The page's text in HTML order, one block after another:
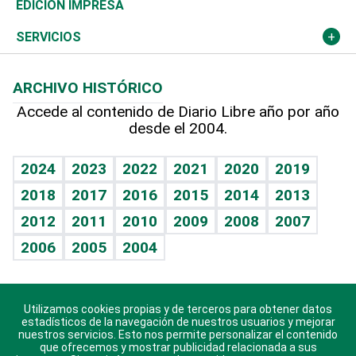
Resto del mundo
Economía personal
Podcast Arte Libre
Hablando con el pediatra
Vida y familia
Eñe
Celebrando la vida
Sin complejos
En pocas palabras
Escuchando al corazón
Economía Personal
Más deportes
TBT Deportivo
Noticiero Poteleche
Columnistas
Más firmas
Martes de tecnología
Cambio climático
Deportes
Opinión
Hecho en casa
Guía del dinero
EDICIÓN IMPRESA
SERVICIOS
Cumpleaños
Horóscopos
Crucigramas
ARCHIVO HISTÓRICO
Accede al contenido de Diario Libre año por año
desde el 2004.
2024 2023 2022 2021 2020
2019
2018
2017 2016 2015 2014
2013
2012
2011 2010 2009 2008
2007
2006
2005 2004
Descarga nuestras aplicaciones para Android, iOS y
sistema Huawei.
Utilizamos cookies propias y de terceros para obtener datos
estadísticos de la navegación de nuestros usuarios y mejorar
nuestros servicios. Esto nos permite personalizar el contenido
que ofrecemos y mostrar publicidad relacionada a sus